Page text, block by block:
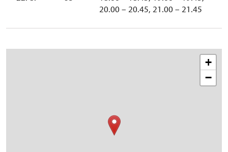
20.00 – 20.45, 21.00 – 21.45
+
−